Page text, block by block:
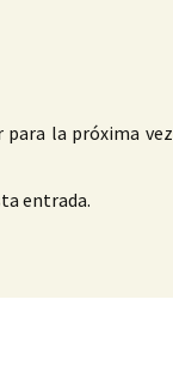
para la próxima vez
entrada.